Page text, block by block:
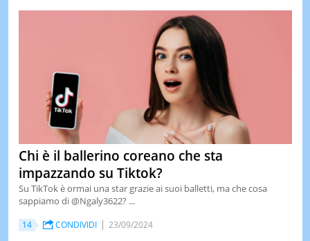
Chi è il ballerino coreano che sta
impazzando su Tiktok?
Su TikTok è ormai una star grazie ai suoi balletti, ma che cosa
sappiamo di @Ngaly3622? ...
14 CONDIVIDI 23/09/2024